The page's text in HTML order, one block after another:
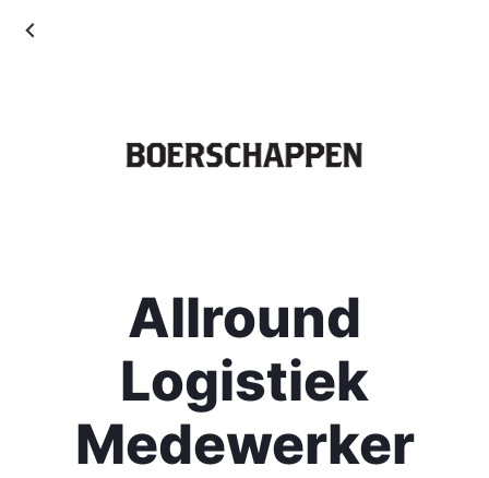
Allround
Logistiek
Medewerker